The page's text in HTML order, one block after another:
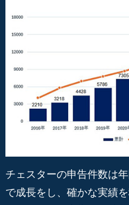
チェスターの申告件数は
で成長をし、確かな実績